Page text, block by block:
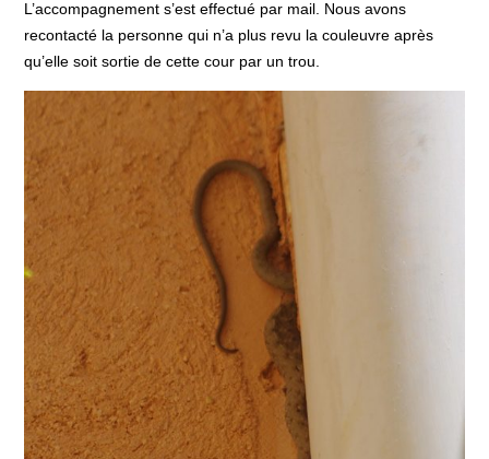
L’accompagnement s’est effectué par mail. Nous avons
recontacté la personne qui n’a plus revu la couleuvre après
qu’elle soit sortie de cette cour par un trou.